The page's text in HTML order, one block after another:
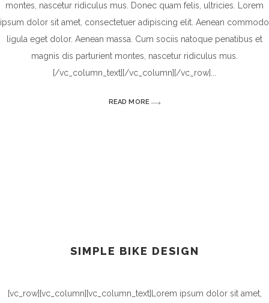
montes, nascetur ridiculus mus. Donec quam felis, ultricies. Lorem
ipsum dolor sit amet, consectetuer adipiscing elit. Aenean commodo
ligula eget dolor. Aenean massa. Cum sociis natoque penatibus et
magnis dis parturient montes, nascetur ridiculus mus.
[/vc_column_text][/vc_column][/vc_row]
READ MORE
SIMPLE BIKE DESIGN
[vc_row][vc_column][vc_column_text]Lorem ipsum dolor sit amet,